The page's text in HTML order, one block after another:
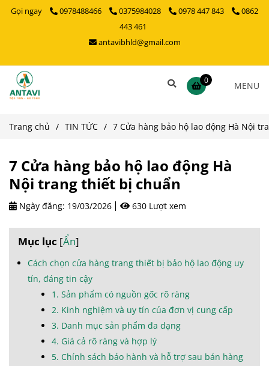
Gọi ngay 0978488466 0375984028 0978 447 843
0862
443 461
antavibhld@gmail.com
0 MENU
Trang chủ / TIN TỨC / 7 Cửa hàng bảo hộ lao động Hà Nội
7 Cửa hàng bảo hộ lao động Hà
Nội trang thiết bị chuẩn
Ngày đăng: 19/03/2026 630 Lượt xem
Mục lục [Ẩn]
Cách chọn cửa hàng trang thiết bị bảo hộ lao động uy
tín, đáng tin cậy
1. Sản phẩm có nguồn gốc rõ ràng
2. Kinh nghiệm và uy tín của đơn vị cung cấp
3. Danh mục sản phẩm đa dạng
4. Giá cả rõ ràng và hợp lý
5. Chính sách bảo hành và hỗ trợ sau bán hàng